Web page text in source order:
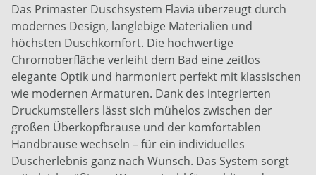
Das Primaster Duschsystem Flavia überzeugt durch
modernes Design, langlebige Materialien und
höchsten Duschkomfort. Die hochwertige
Chromoberfläche verleiht dem Bad eine zeitlos
elegante Optik und harmoniert perfekt mit klassischen
wie modernen Armaturen. Dank des integrierten
Druckumstellers lässt sich mühelos zwischen der
großen Überkopfbrause und der komfortablen
Handbrause wechseln – für ein individuelles
Duscherlebnis ganz nach Wunsch. Das System sorgt